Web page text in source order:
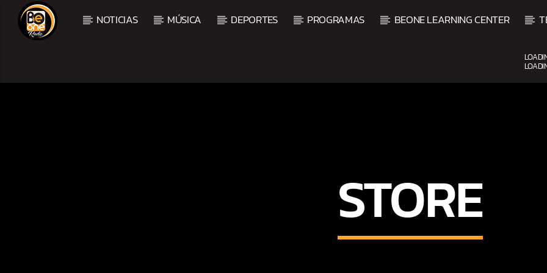
NOTICIAS MÚSICA DEPORTES PROGRAMAS BEONE LEARNING CENTER
STORE